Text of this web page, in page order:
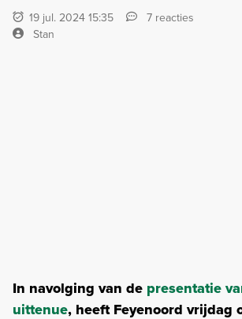
19 jul. 2024 15:35
7 reacties
Stan
In navolging van de presentatie
uittenue, heeft Feyenoord vrijdag